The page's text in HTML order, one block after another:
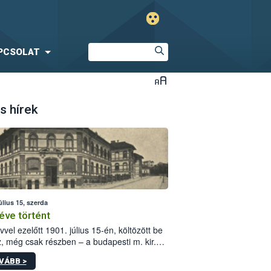
hírek
15, szerda
történt
ezelőtt 1901. július 15-én, költözött be
még csak részben – a budapesti m. kir.
állomás a Kis Rókus utca
alatti, Czigler Győző által tervezett új
>